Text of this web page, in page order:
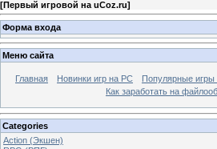
[Первый игровой на uCoz.ru]
Форма входа
Меню сайта
Главная Новинки игр на PC Популярные игры
Как заработать на
Categories
Action (Экшен)